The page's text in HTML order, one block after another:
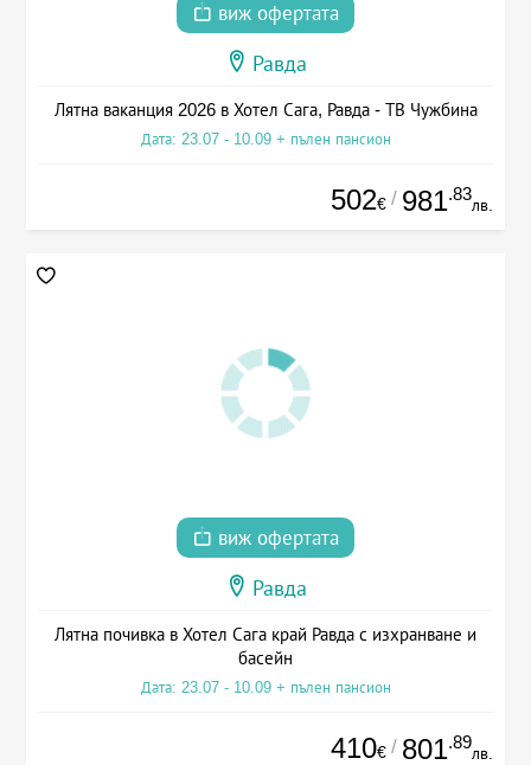
виж офертата
Равда
Лятна ваканция 2026 в Хотел Сага, Равда - ТВ Чужбина
Дата: 23.07 - 10.09 + пълен пансион
502€ / 981.83
лв.
виж офертата
Равда
Лятна почивка в Хотел Сага край Равда с изхранване и
басейн
Дата: 23.07 - 10.09 + пълен пансион
410€ / 801.89
лв.